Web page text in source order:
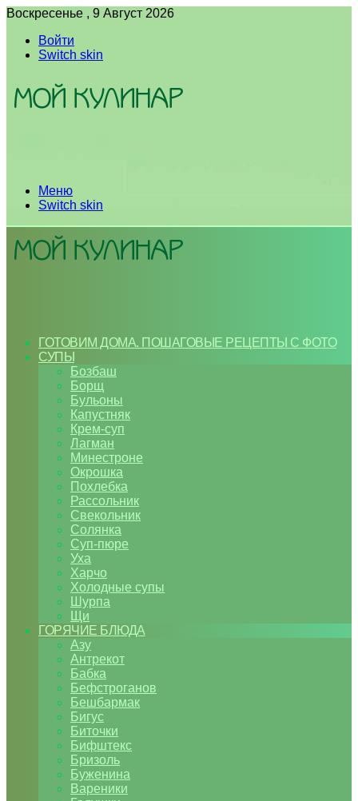
Воскресенье , 9 Август 2026
Войти
Switch skin
Меню
Switch skin
ГОТОВИМ ДОМА. ПОШАГОВЫЕ РЕЦЕПТЫ С ФОТО
СУПЫ
Бозбаш
Борщ
Бульоны
Капустняк
Крем-суп
Лагман
Минестроне
Окрошка
Похлебка
Рассольник
Свекольник
Солянка
Суп-пюре
Уха
Харчо
Холодные супы
Шурпа
Щи
ГОРЯЧИЕ БЛЮДА
Азу
Антрекот
Бабка
Бефстроганов
Бешбармак
Бигус
Биточки
Бифштекс
Бризоль
Буженина
Вареники